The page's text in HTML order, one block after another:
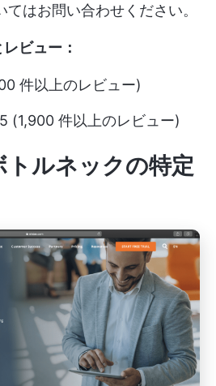
てはお問い合わせください。
ビュー：
件以上のレビュー)
(1,900 件以上のレビュー)
ルネックの特定